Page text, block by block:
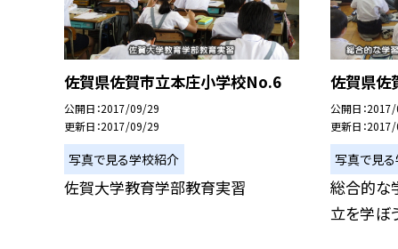
佐賀県佐賀市立本庄小学校No.6
公開日 2017/09/29
更新日 2017/09/29
写真で見る学校紹介
佐賀大学教育学部教育実習
佐賀県佐
公開日
更新日
写真で見
総合的な
立を学ぼ